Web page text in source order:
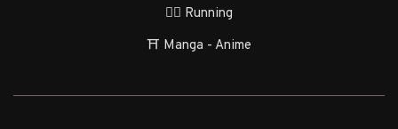
🏃‍♂️ Running
⛩️ Manga - Anime